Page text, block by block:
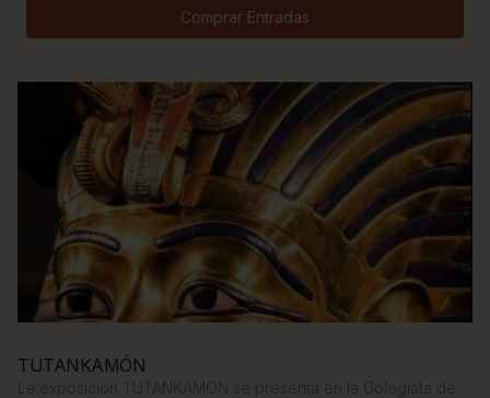
Comprar Entradas
TUTANKAMÓN
La exposición TUTANKAMON se presenta en la Colegiata de